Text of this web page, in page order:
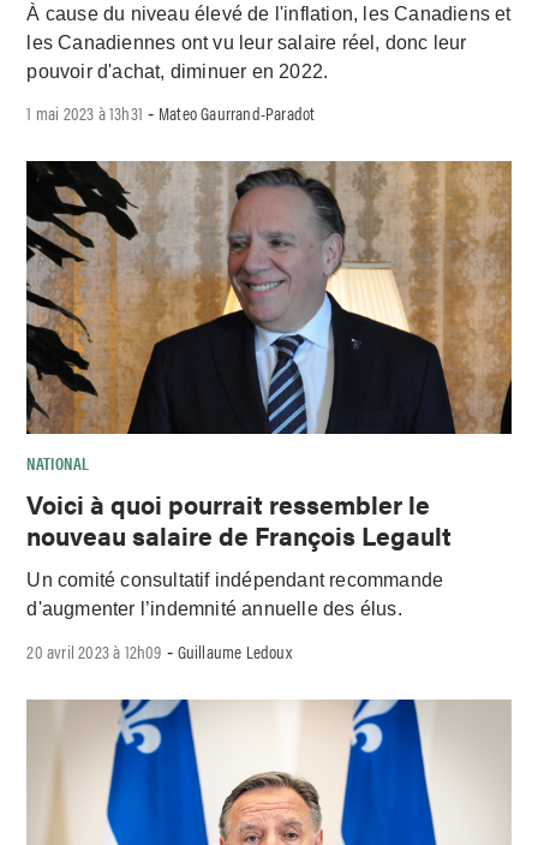
À cause du niveau élevé de l'inflation, les Canadiens et
les Canadiennes ont vu leur salaire réel, donc leur
pouvoir d'achat, diminuer en 2022.
1 mai 2023 à 13h31 - Mateo Gaurrand-Paradot
NATIONAL
Voici à quoi pourrait ressembler le
nouveau salaire de François Legault
Un comité consultatif indépendant recommande
d'augmenter l’indemnité annuelle des élus.
20 avril 2023 à 12h09 - Guillaume Ledoux